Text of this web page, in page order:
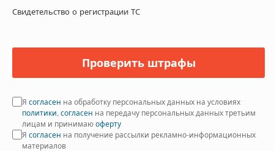
Свидетельство о регистрации ТС
Проверить штрафы
Я согласен на обработку персональных данных на условиях
политики, согласен на передачу персональных данных третьим
лицам и принимаюоферту
Я согласен на получение рассылки рекламно-информационных
материалов